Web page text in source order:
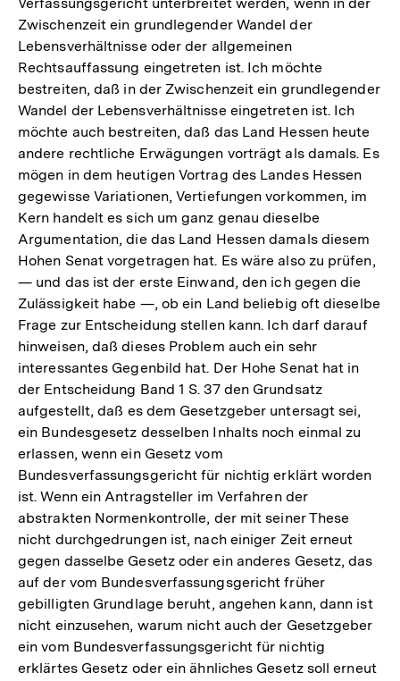
Zwischenzeit ein grundlegender Wandel der
Lebensverhältnisse oder der allgemeinen
Rechtsauffassung eingetreten ist. Ich möchte
bestreiten, daß in der Zwischenzeit ein grundlegender
Wandel der Lebensverhältnisse eingetreten ist. Ich
möchte auch bestreiten, daß das Land Hessen heute
andere rechtliche Erwägungen vorträgt als damals. Es
mögen in dem heutigen Vortrag des Landes Hessen
gegewisse Variationen, Vertiefungen vorkommen, im
Kern handelt es sich um ganz genau dieselbe
Argumentation, die das Land Hessen damals diesem
Hohen Senat vorgetragen hat. Es wäre also zu prüfen,
— und das ist der erste Einwand, den ich gegen die
Zulässigkeit habe —, ob ein Land beliebig oft dieselbe
Frage zur Entscheidung stellen kann. Ich darf darauf
hinweisen, daß dieses Problem auch ein sehr
interessantes Gegenbild hat. Der Hohe Senat hat in
der Entscheidung Band 1 S. 37 den Grundsatz
aufgestellt, daß es dem Gesetzgeber untersagt sei,
ein Bundesgesetz desselben Inhalts noch einmal zu
erlassen, wenn ein Gesetz vom
Bundesverfassungsgericht für nichtig erklärt worden
ist. Wenn ein Antragsteller im Verfahren der
abstrakten Normenkontrolle, der mit seiner These
nicht durchgedrungen ist, nach einiger Zeit erneut
gegen dasselbe Gesetz oder ein anderes Gesetz, das
auf der vom Bundesverfassungsgericht früher
gebilligten Grundlage beruht, angehen kann, dann ist
nicht einzusehen, warum nicht auch der Gesetzgeber
ein vom Bundesverfassungsgericht für nichtig
erklärtes Gesetz oder ein ähnliches Gesetz soll erneut